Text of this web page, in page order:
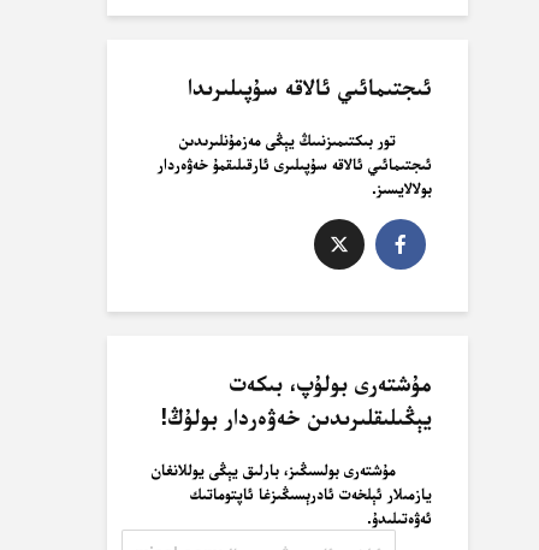
ئىجتىمائىي ئالاقە سۇپىلىرىدا
تور بىكتىمىزنىىڭ يېڭى مەزمۇنلىرىدىن
ئىجتىمائىي ئالاقە سۇپىلىرى ئارقىلىقمۇ خەۋەردار
بولالايسىز.
مۇشتەرى بولۇپ، بىكەت
يېڭىلىقلىرىدىن خەۋەردار بولۇڭ!
مۇشتەرى بولسىڭىز، بارلىق يېڭى يوللانغان
يازمىلار ئېلخەت ئادرېسىڭىزغا ئاپتوماتىك
ئەۋەتىلىدۇ.